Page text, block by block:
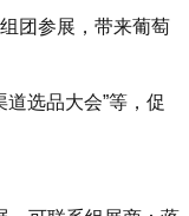
团参展，带来葡萄
道选品大会”等，促